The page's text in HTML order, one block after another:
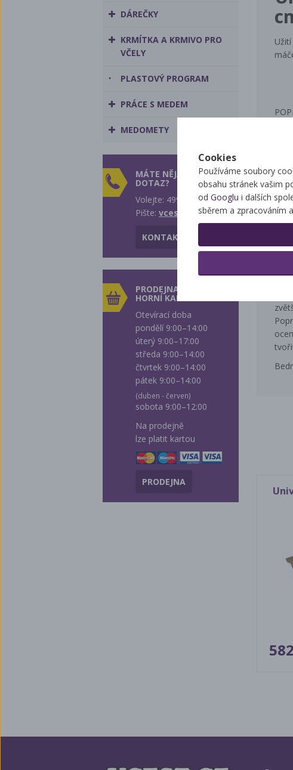
DÁREČKY
KRMÍTKA A KRMIVO PRO
VČELY
PLASTOVÝ PROGRAM
PRÁCE S MEDEM
MEDOMETY
MÁTE NĚJAKÝ
DOTAZ?
Volejte: 499 431 242
Pište: vcest@vcest.cz
KONTAKTY
PRODEJNA
HORNÍ KALNÁ
Otevírací doba
pondělí 9:00–14:00
úterý 9:00–17:00
středa 9:00–14:00
čtvrtek 9:00–14:00
pátek 9:00–14:00
(duben - červen)
sobota 9:00–12:00
Na prodejně
lze platit kartou
PRODEJNA
jsou
Cookies
Používáme soubory
obsahu stránek vašim
od Googlu i dalších
sběrem a zpracováním